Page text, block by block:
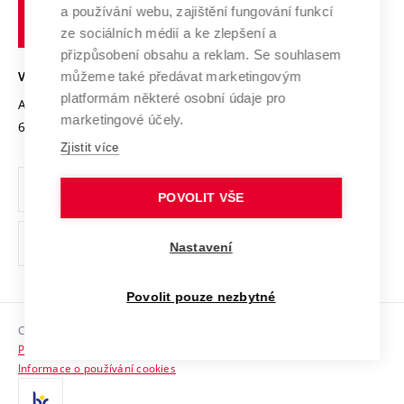
Transfer znalostí
Open Science
Projekty
Projekty ze strukturálních fondů
Specifický výzkum
Mezinárodní dohody
Univerzitní sítě
Podnikavá univerzita / ContriBUTe
Bezpečná univerzita
Vyznamenání
Organizační struktura
Ochrana osobních údajů
odkaz)
Sociální bezpečí
HR Award
technické
VYSOKÉ UČENÍ TECHNICKÉ V BRNĚ
Antonínská 548/1
602 00 Brno
www.vut.cz
vut@vutbr.cz
Copyright © 2026 VUT
Prohlášení o přístupnosti
Informace o používání cookies
a používání webu, zajištění fungování funkcí
ze sociálních médií a ke zlepšení a
přizpůsobení obsahu a reklam. Se souhlasem
můžeme také předávat marketingovým
platformám některé osobní údaje pro
marketingové účely.
Zjistit více
POVOLIT VŠE
Nastavení
Povolit pouze nezbytné